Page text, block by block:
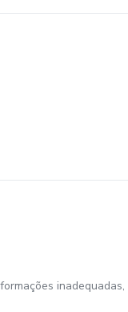
inadequadas,